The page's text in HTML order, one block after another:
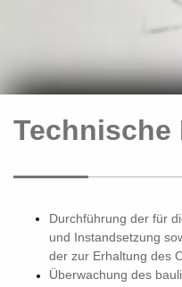
Technische
Durchführung der für
und Instandsetzung
der zur Erhaltung des
Überwachung des